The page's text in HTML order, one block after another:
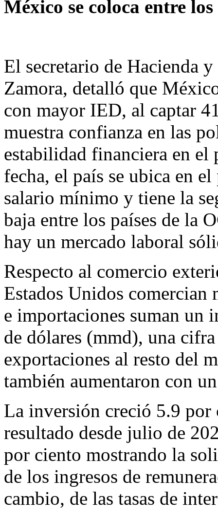
México se coloca entre
El secretario de Hacienda
Zamora, detalló que
con mayor IED, al captar
muestra confianza en las
estabilidad financiera en el
fecha, el país se ubica en
salario mínimo y tiene la
baja entre los países de la
hay un mercado laboral
Respecto al comercio
Estados Unidos comercian
e importaciones suman un
de dólares (mmd), una
exportaciones al resto del
también aumentaron con
La inversión creció 5.9
resultado desde julio de
por ciento mostrando la
de los ingresos de
cambio, de las tasas de